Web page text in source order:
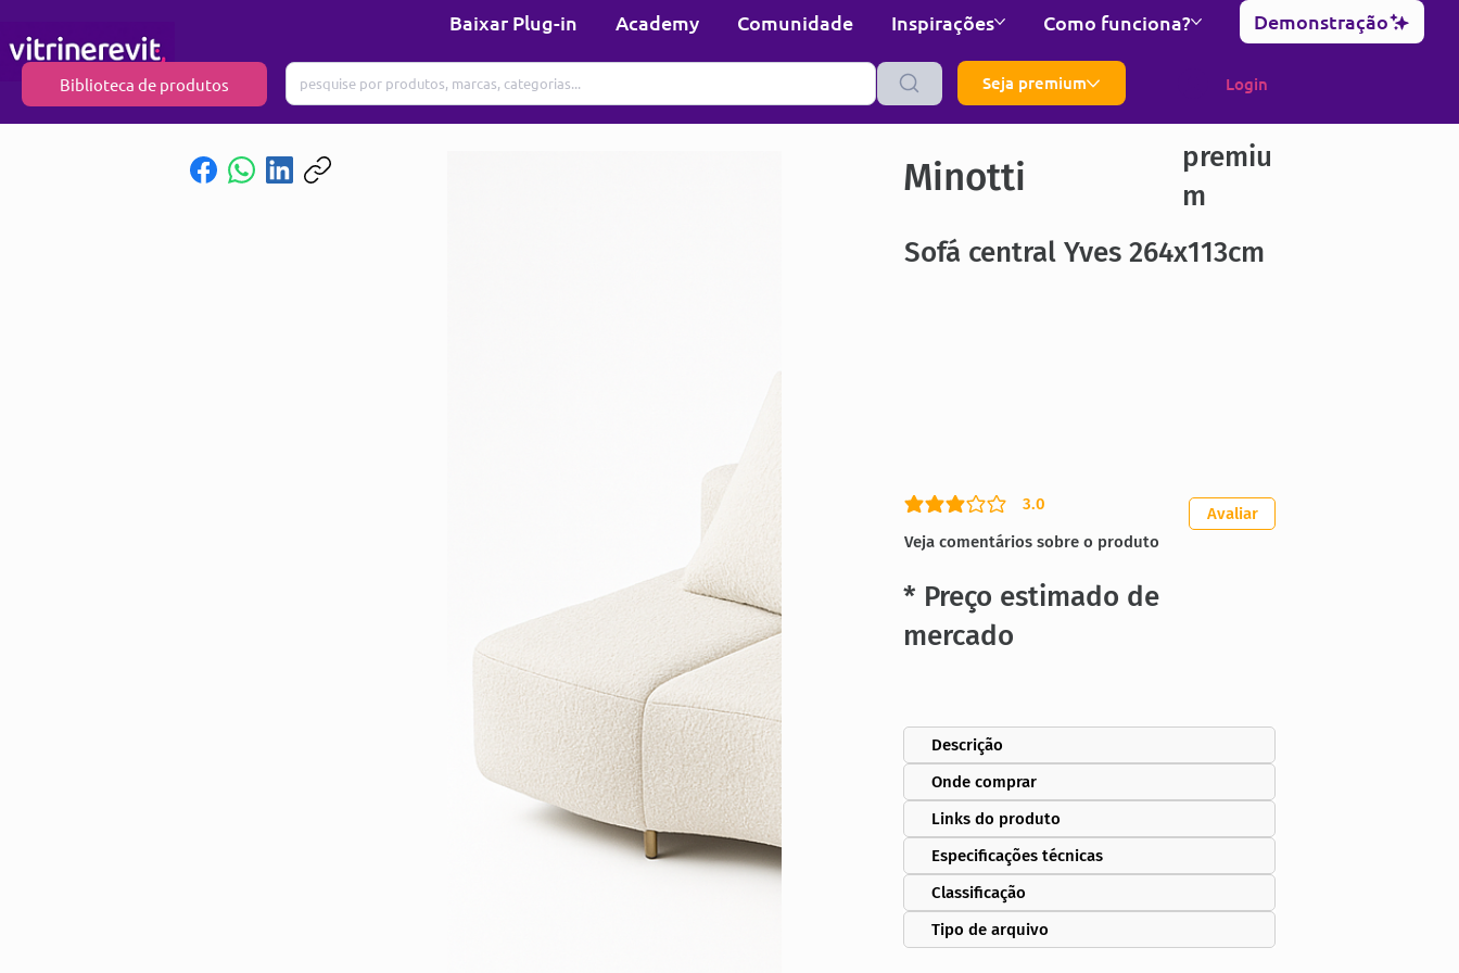
Baixar Plug-in Academy Comunidade Inspirações Como funciona? Demonstração
Biblioteca de produtos Seja premium Login
Minotti
premiu
m
Sofá central Yves 264x113cm
3.0
classificação média é 3 de 5
Veja comentários sobre o produto
Avaliar
* Preço estimado de
mercado
Descrição
Onde comprar
Links do produto
Especificações técnicas
Classificação
Tipo de arquivo